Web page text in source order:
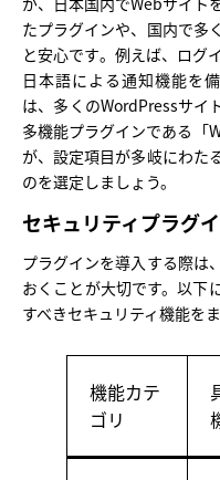
たプラグインや、国内で多
と安心です。例えば、ログ
日本語による通知機能を
は、多くのWordPressサイ
多機能プラグインである「
が、設定項目が多岐にわた
のを選定しましょう。
セキュリティプラグ
プラグインを導入する際は
おくことが大切です。以下
すべきセキュリティ機能を
機能カテ
ゴリ